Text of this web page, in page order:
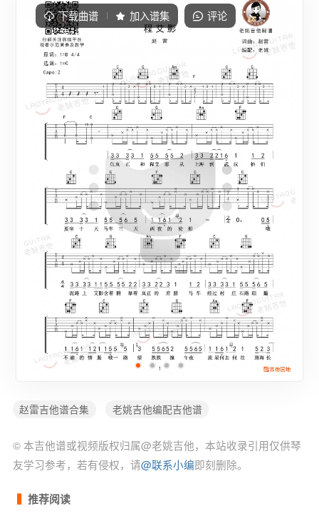
下载曲谱 加入谱集 评论
赵雷吉他谱合集 老姚吉他编配吉他谱
© 本吉他谱或视频版权归属@老姚吉他，本站收录引用仅供琴
友学习参考，若有侵权，请@联系小编即刻删除。
推荐阅读